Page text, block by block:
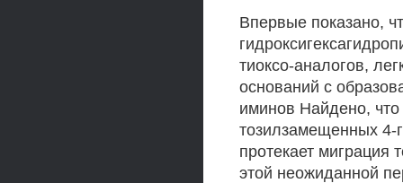
Впервые показано,
тиоксо-аналогов,
оснований с
иминов Найдено, что
тозилзамещенных 4-
протекает миграция
этой неожиданной